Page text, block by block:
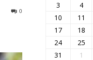
0
3
4
10
11
17
18
24
25
31
1